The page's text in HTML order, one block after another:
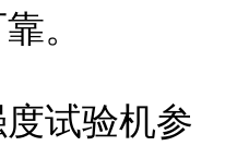
。
试验机参